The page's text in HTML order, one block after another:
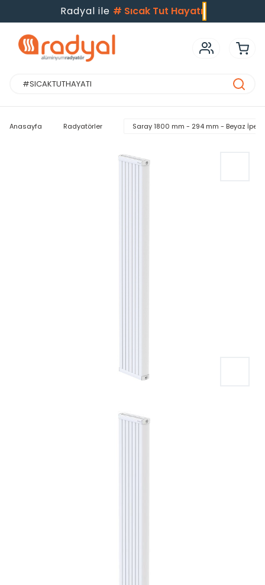
Radyal ile # Sıcak Tut Hayatı
Anasayfa Radyatörler Saray 1800 mm - 294 mm - Beyaz İpek